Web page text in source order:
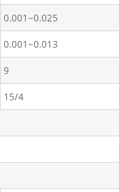
0.001~0.025
0.001~0.013
9
15/4